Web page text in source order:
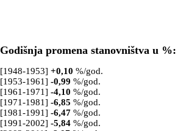
Godišnja promena stanovništva u %:
[1948-1953] +0,10 %/god.
[1953-1961] -0,99 %/god.
[1961-1971] -4,10 %/god.
[1971-1981] -6,85 %/god.
[1981-1991] -6,47 %/god.
[1991-2002] -5,84 %/god.